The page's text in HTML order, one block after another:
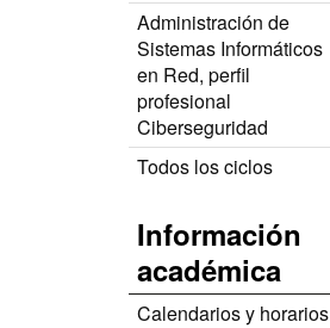
Administración de
Sistemas Informáticos
en Red, perfil
profesional
Ciberseguridad
Todos los ciclos
Información
académica
Calendarios y horarios